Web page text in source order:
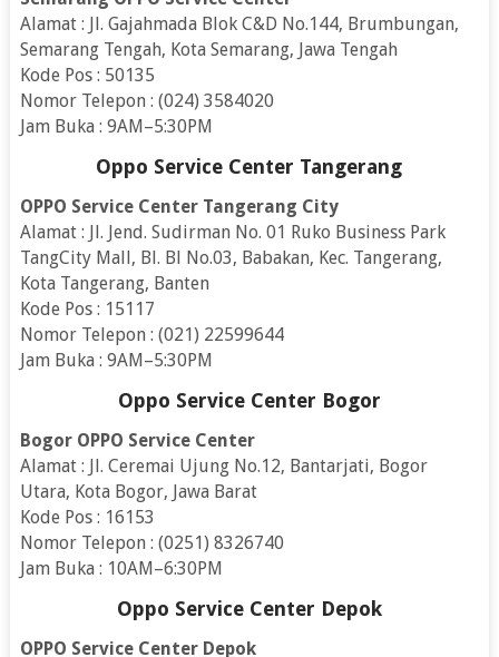
Alamat : Jl. Gajahmada Blok C&D No.144, Brumbungan,
Semarang Tengah, Kota Semarang, Jawa Tengah
Kode Pos : 50135
Nomor Telepon : (024) 3584020
Jam Buka : 9AM–5:30PM
Oppo Service Center Tangerang
OPPO Service Center Tangerang City
Alamat : Jl. Jend. Sudirman No. 01 Ruko Business Park
TangCity Mall, Bl. Bl No.03, Babakan, Kec. Tangerang,
Kota Tangerang, Banten
Kode Pos : 15117
Nomor Telepon : (021) 22599644
Jam Buka : 9AM–5:30PM
Oppo Service Center Bogor
Bogor OPPO Service Center
Alamat : Jl. Ceremai Ujung No.12, Bantarjati, Bogor
Utara, Kota Bogor, Jawa Barat
Kode Pos : 16153
Nomor Telepon : (0251) 8326740
Jam Buka : 10AM–6:30PM
Oppo Service Center Depok
OPPO Service Center Depok